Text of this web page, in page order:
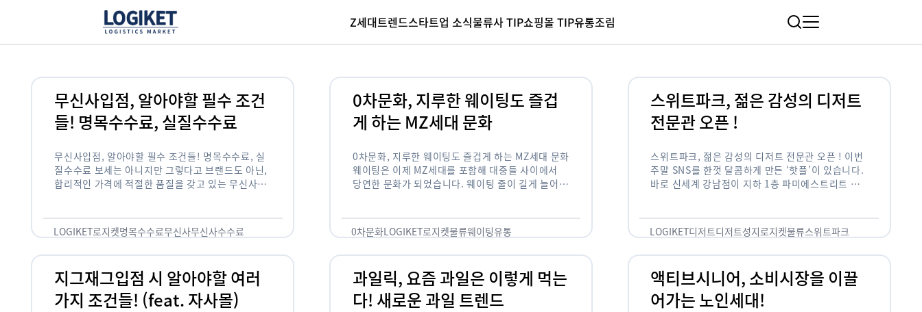
Z세대트렌드스타트업 소식물류사 TIP쇼핑몰 TIP유통조림
무신사입점, 알아야할 필수 조건
들! 명목수수료, 실질수수료
무신사입점, 알아야할 필수 조건들! 명목수수료, 실
질수수료 보세는 아니지만 그렇다고 브랜드도 아닌,
합리적인 가격에 적절한 품질을 갖고 있는 무신사!
LOGIKET로지켓명목수수료무신사무신사수수료
0차문화, 지루한 웨이팅도 즐겁
게 하는 MZ세대 문화
0차문화, 지루한 웨이팅도 즐겁게 하는 MZ세대 문화
웨이팅은 이제 MZ세대를 포함해 대중들 사이에서
당연한 문화가 되었습니다. 웨이팅 줄이 길게 늘어서
0차문화LOGIKET로지켓물류웨이팅유통
스위트파크, 젊은 감성의 디저트
전문관 오픈 !
스위트파크, 젊은 감성의 디저트 전문관 오픈 ! 이번
주말 SNS를 한껏 달콤하게 만든 ‘핫플’이 있습니다.
바로 신세계 강남점이 지하 1층 파미에스트리트 분
LOGIKET디저트디저트성지로지켓물류스위트파크
지그재그입점 시 알아야할 여러
가지 조건들! (feat. 자사몰)
과일릭, 요즘 과일은 이렇게 먹는
다! 새로운 과일 트렌드
액티브시니어, 소비시장을 이끌
어가는 노인세대!